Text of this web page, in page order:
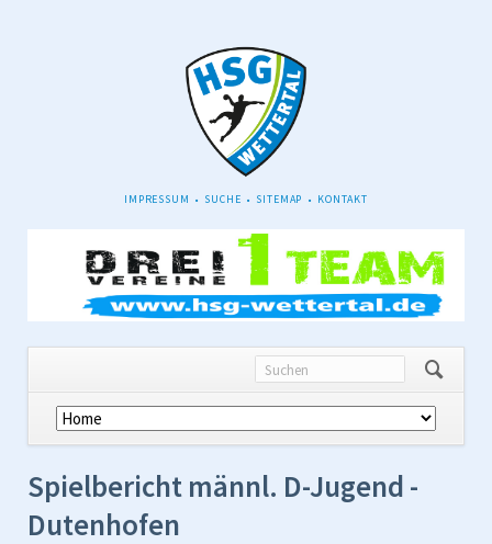
NAVIGATION
IMPRESSUM SUCHE SITEMAP KONTAKT
Navigation
überspringen
Spielbericht männl. D-Jugend -
Dutenhofen